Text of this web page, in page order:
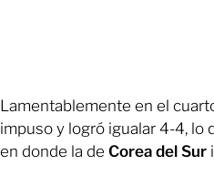
Lamentablemente en el
impuso y logró igualar 4-4, lo
en donde la de Corea del Sur